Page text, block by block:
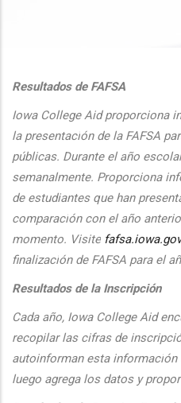
Resultados de FAFSA
Iowa College Aid proporciona
la presentación de la FAFSA
públicas. Durante el año
semanalmente. Proporciona
de estudiantes que han
comparación con el año
momento. Visite fafsa.iowa.gov
finalización de FAFSA para el a
Resultados de la Inscripción
Cada año, Iowa College Aid
recopilar las cifras de
autoinforman esta información
luego agrega los datos y